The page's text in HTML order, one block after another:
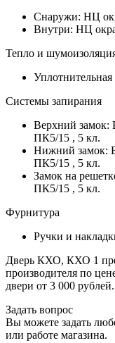
Снаружи: НЦ
Внутри: НЦ
Тепло и
Системы запирания
Верхний замок:
ПК5/15 , 5 кл.
Нижний замок:
ПК5/15 , 5 кл.
Замок на
ПК5/15 , 5 кл.
Фурнитура
Ручки и
Дверь КХО, КХО 1
производителя по
двери от 3 000 рублей.
Задать вопрос
Вы можете задать
или работе магазина.